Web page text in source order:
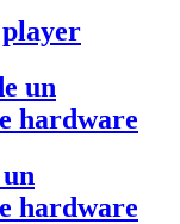
un
hardware
hardware